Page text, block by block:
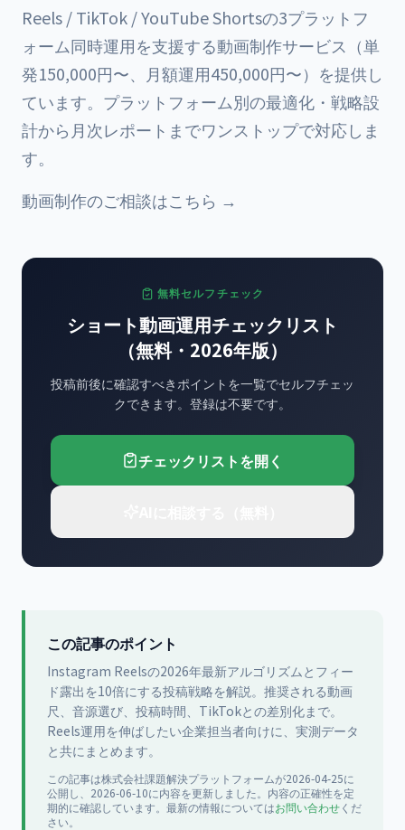
Reels / TikTok / YouTube Shortsの3プラットフ
ォーム同時運用を支援する動画制作サービス（単
発150,000円〜、月額運用450,000円〜）を提供し
ています。プラットフォーム別の最適化・戦略設
計から月次レポートまでワンストップで対応しま
す。
動画制作のご相談はこちら →
無料セルフチェック
ショート動画運用チェックリスト
（無料・2026年版）
投稿前後に確認すべきポイントを一覧でセルフチェッ
クできます。登録は不要です。
チェックリストを開く
この記事のポイント
Instagram Reelsの2026年最新アルゴリズムとフィー
ド露出を10倍にする投稿戦略を解説。推奨される動画
尺、音源選び、投稿時間、TikTokとの差別化まで。
Reels運用を伸ばしたい企業担当者向けに、実測データ
と共にまとめます。
この記事は株式会社課題解決プラットフォームが2026-04-25に
公開し、2026-06-10に内容を更新しました。内容の正確性を定
期的に確認しています。最新の情報についてはお問い合わせくだ
さい。